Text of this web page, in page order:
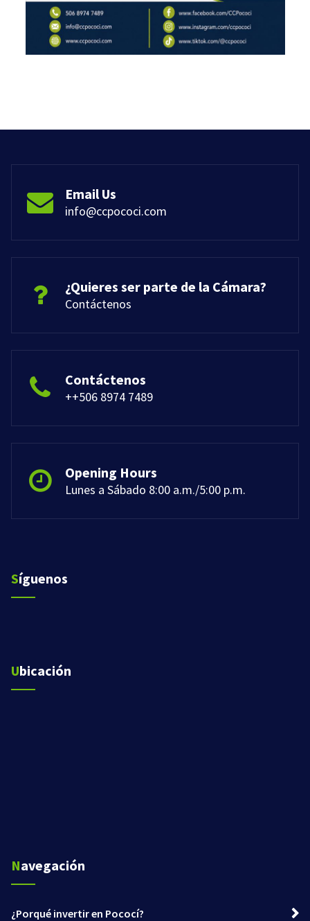
Email Us
info@ccpococi.com
¿Quieres ser parte de la Cámara?
Contáctenos
Contáctenos
++506 8974 7489
Opening Hours
Lunes a Sábado 8:00 a.m./5:00 p.m.
Síguenos
Ubicación
Navegación
¿Porqué invertir en Pococí?